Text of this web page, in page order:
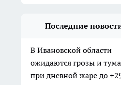
Последние
В Ивановской области
ожидаются грозы и
при дневной жаре до